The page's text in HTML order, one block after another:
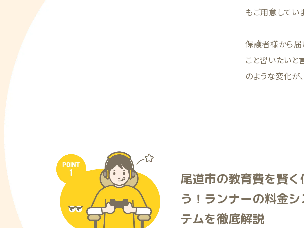
もご用意してい
保護者様から届
こと習いたいと
のような変化が
尾道市の教育費を賢く
う！ランナーの料金シ
テムを徹底解説